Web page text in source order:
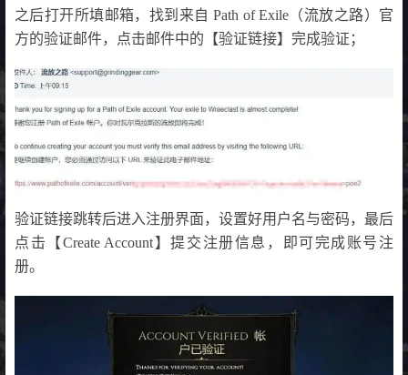
之后打开所填邮箱，找到来自 Path of Exile（流放之路）官
方的验证邮件，点击邮件中的【验证链接】完成验证；
验证链接跳转后进入注册界面，设置好用户名与密码，最后
点击【Create Account】提交注册信息，即可完成账号注
册。